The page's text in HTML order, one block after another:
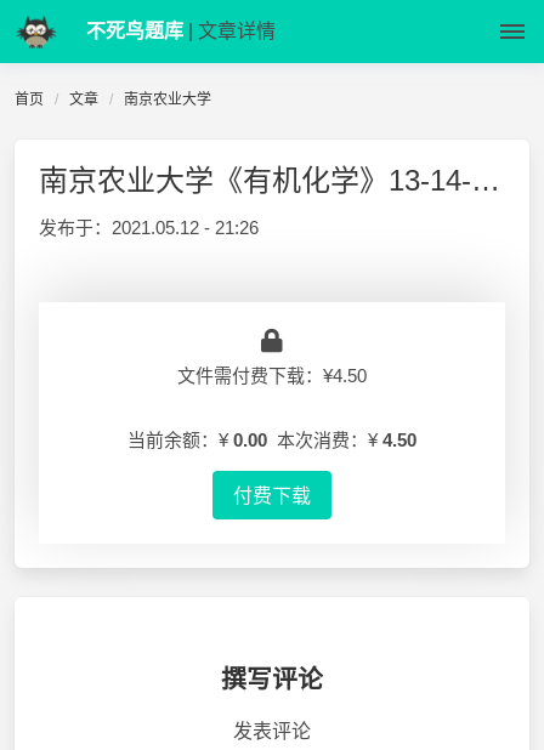
不死鸟题库 | 文章详情
首页 文章 南京农业大学
南京农业大学《有机化学》13-14-2 期末试卷A及答案
发布于： 2021.05.12 - 21:26
文件需付费下载：¥4.50
当前余额：¥ 0.00 本次消费：¥ 4.50
付费下载
撰写评论
发表评论